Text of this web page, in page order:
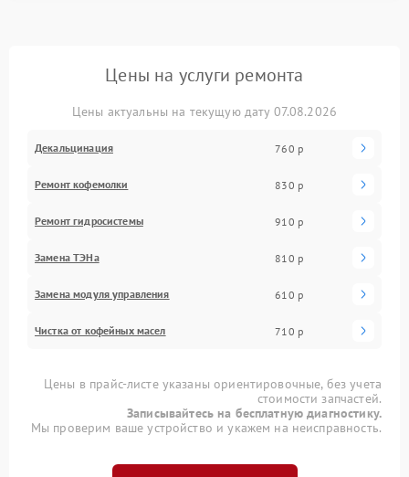
Цены на услуги ремонта
Цены актуальны на текущую дату 07.08.2026
Декальцинация 760 р
Ремонт кофемолки 830 р
Ремонт гидросистемы 910 р
Замена ТЭНа 810 р
Замена модуля управления 610 р
Чистка от кофейных масел 710 р
Цены в прайс-листе указаны ориентировочные, без учета
стоимости запчастей.
Записывайтесь на бесплатную диагностику.
Мы проверим ваше устройство и укажем на неисправность.